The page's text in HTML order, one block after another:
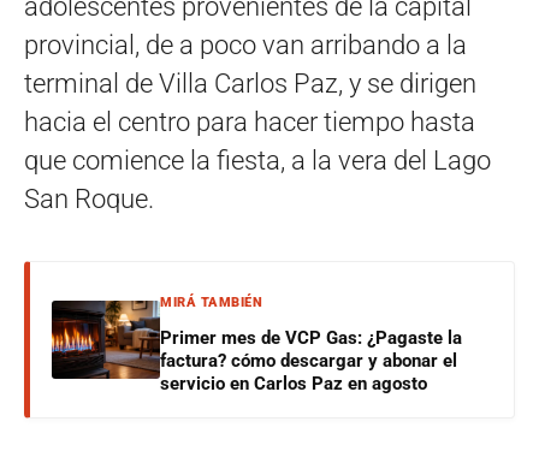
adolescentes provenientes de la capital
provincial, de a poco van arribando a la
terminal de Villa Carlos Paz, y se dirigen
hacia el centro para hacer tiempo hasta
que comience la fiesta, a la vera del Lago
San Roque.
MIRÁ TAMBIÉN
Primer mes de VCP Gas: ¿Pagaste la
factura? cómo descargar y abonar el
servicio en Carlos Paz en agosto